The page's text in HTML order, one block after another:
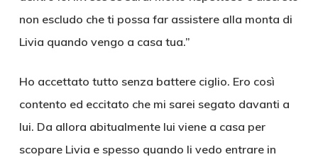
non escludo che ti possa far assistere alla monta di
Livia quando vengo a casa tua.”
Ho accettato tutto senza battere ciglio. Ero così
contento ed eccitato che mi sarei segato davanti a
lui. Da allora abitualmente lui viene a casa per
scopare Livia e spesso quando li vedo entrare in